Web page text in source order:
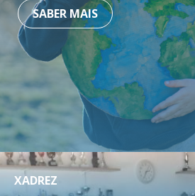
SABER MAIS
XADREZ